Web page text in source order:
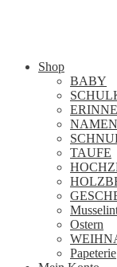
Shop
BABY
TAUFE
Ostern
Papeterie